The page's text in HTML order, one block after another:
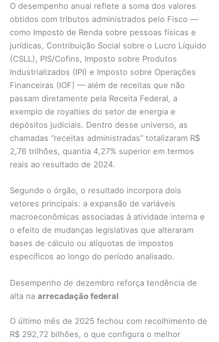
O desempenho anual reflete a soma dos valores
obtidos com tributos administrados pelo Fisco —
como Imposto de Renda sobre pessoas físicas e
jurídicas, Contribuição Social sobre o Lucro Líquido
(CSLL), PIS/Cofins, Imposto sobre Produtos
Industrializados (IPI) e Imposto sobre Operações
Financeiras (IOF) — além de receitas que não
passam diretamente pela Receita Federal, a
exemplo de royalties do setor de energia e
depósitos judiciais. Dentro desse universo, as
chamadas “receitas administradas” totalizaram R$
2,76 trilhões, quantia 4,27% superior em termos
reais ao resultado de 2024.
Segundo o órgão, o resultado incorpora dois
vetores principais: a expansão de variáveis
macroeconômicas associadas à atividade interna e
o efeito de mudanças legislativas que alteraram
bases de cálculo ou alíquotas de impostos
específicos ao longo do período analisado.
Desempenho de dezembro reforça tendência de
alta na arrecadação federal
O último mês de 2025 fechou com recolhimento de
R$ 292,72 bilhões, o que configura o melhor